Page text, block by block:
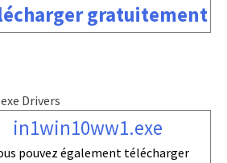
gratuitement
Drivers
in1win10ww1.exe
pouvez également télécharger